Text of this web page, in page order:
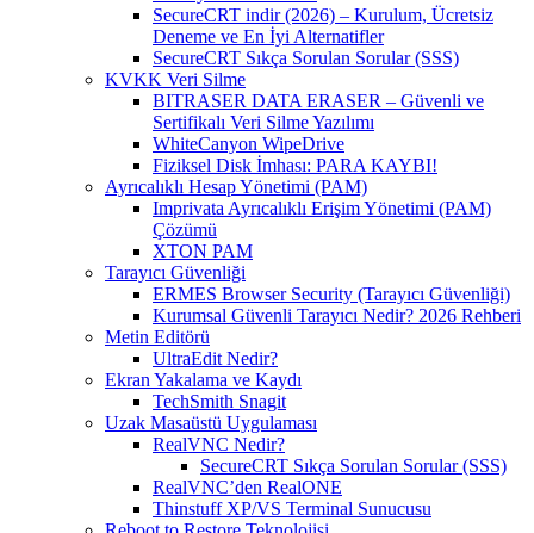
SecureCRT indir (2026) – Kurulum, Ücretsiz
Deneme ve En İyi Alternatifler
SecureCRT Sıkça Sorulan Sorular (SSS)
KVKK Veri Silme
BITRASER DATA ERASER – Güvenli ve
Sertifikalı Veri Silme Yazılımı
WhiteCanyon WipeDrive
Fiziksel Disk İmhası: PARA KAYBI!
Ayrıcalıklı Hesap Yönetimi (PAM)
Imprivata Ayrıcalıklı Erişim Yönetimi (PAM)
Çözümü
XTON PAM
Tarayıcı Güvenliği
ERMES Browser Security (Tarayıcı Güvenliği)
Kurumsal Güvenli Tarayıcı Nedir? 2026 Rehberi
Metin Editörü
UltraEdit Nedir?
Ekran Yakalama ve Kaydı
TechSmith Snagit
Uzak Masaüstü Uygulaması
RealVNC Nedir?
SecureCRT Sıkça Sorulan Sorular (SSS)
RealVNC’den RealONE
Thinstuff XP/VS Terminal Sunucusu